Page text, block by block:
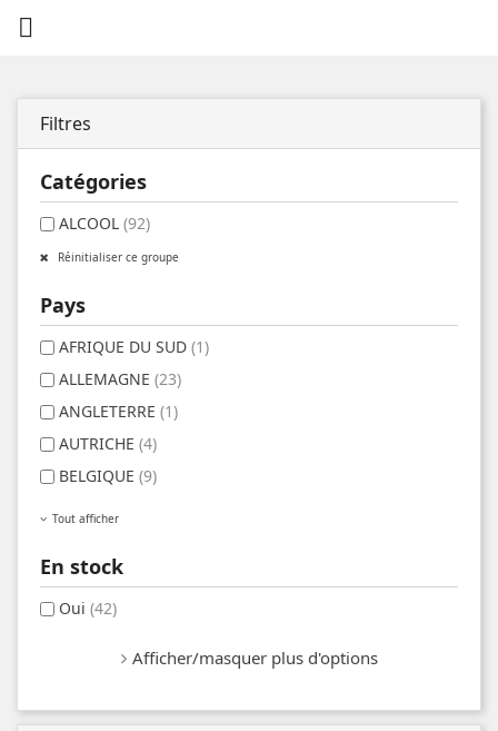

Filtres
Catégories
ALCOOL (92)
Réinitialiser ce groupe
Pays
AFRIQUE DU SUD (1)
ALLEMAGNE (23)
ANGLETERRE (1)
AUTRICHE (4)
BELGIQUE (9)
Tout afficher
En stock
Oui (42)
Afficher/masquer plus d'options